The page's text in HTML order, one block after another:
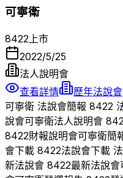
可寧衛
8422 上市
2022/5/25
法人說明會
查看詳情
歷年法說會
可寧衛 法說會簡報 8422
說會可寧衛法人說明會
8422財報說明會可寧衛簡
會下載 8422法說會下載
新法說會 8422最新法說會